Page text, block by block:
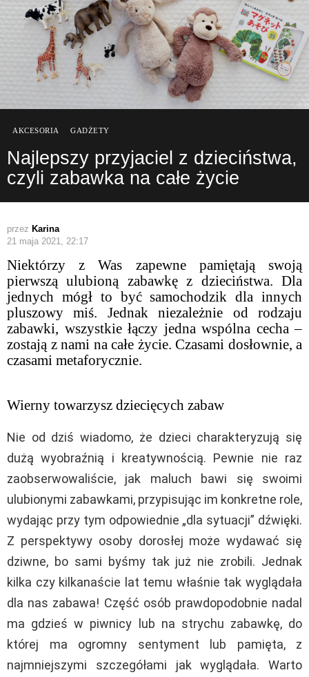
AKCESORIA GADŻETY
Najlepszy przyjaciel z dzieciństwa,
czyli zabawka na całe życie
przez Karina
21 maja 2021, 22:17
Niektórzy z Was zapewne pamiętają swoją
pierwszą ulubioną zabawkę z dzieciństwa. Dla
jednych mógł to być samochodzik dla innych
pluszowy miś. Jednak niezależnie od rodzaju
zabawki, wszystkie łączy jedna wspólna cecha –
zostają z nami na całe życie. Czasami dosłownie, a
czasami metaforycznie.
Wierny towarzysz dziecięcych zabaw
Nie od dziś wiadomo, że dzieci charakteryzują się
dużą wyobraźnią i kreatywnością. Pewnie nie raz
zaobserwowaliście, jak maluch bawi się swoimi
ulubionymi zabawkami, przypisując im konkretne role,
wydając przy tym odpowiednie „dla sytuacji” dźwięki.
Z perspektywy osoby dorosłej może wydawać się
dziwne, bo sami byśmy tak już nie zrobili. Jednak
kilka czy kilkanaście lat temu właśnie tak wyglądała
dla nas zabawa! Część osób prawdopodobnie nadal
ma gdzieś w piwnicy lub na strychu zabawkę, do
której ma ogromny sentyment lub pamięta, z
najmniejszymi szczegółami jak wyglądała. Warto